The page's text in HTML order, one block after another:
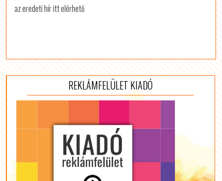
az eredeti hír itt elérhető
REKLÁMFELÜLET KIADÓ